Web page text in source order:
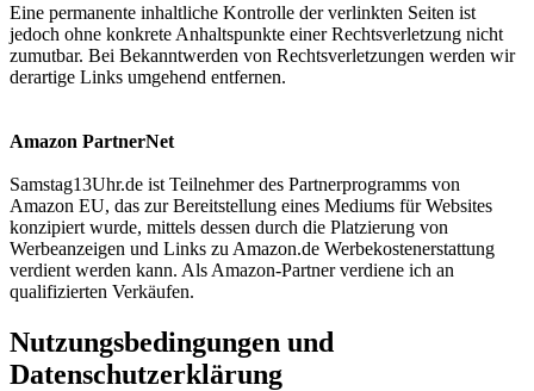
Eine permanente inhaltliche Kontrolle der verlinkten Seiten ist
jedoch ohne konkrete Anhaltspunkte einer Rechtsverletzung nicht
zumutbar. Bei Bekanntwerden von Rechtsverletzungen werden wir
derartige Links umgehend entfernen.
Amazon PartnerNet
Samstag13Uhr.de ist Teilnehmer des Partnerprogramms von
Amazon EU, das zur Bereitstellung eines Mediums für Websites
konzipiert wurde, mittels dessen durch die Platzierung von
Werbeanzeigen und Links zu Amazon.de Werbekostenerstattung
verdient werden kann. Als Amazon-Partner verdiene ich an
qualifizierten Verkäufen.
Nutzungsbedingungen und
Datenschutzerklärung